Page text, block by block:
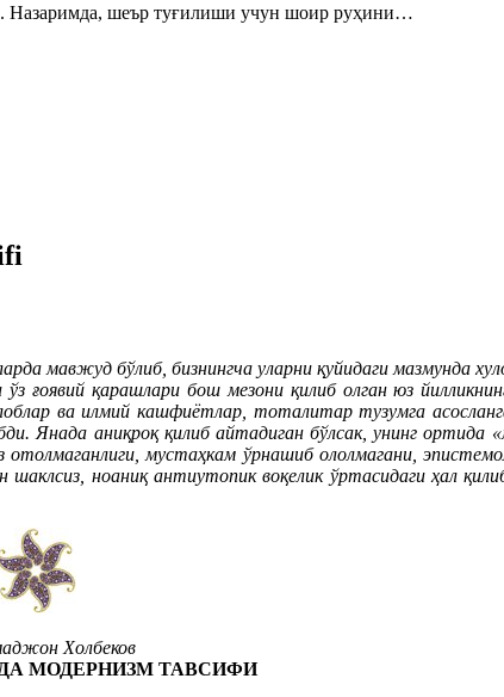
Назаримда, шеър туғилиши учун шоир руҳини…
мавжуд бўлиб, бизнингча уларни қуйидаги мазмунда
ғоявий қарашлари бош мезони қилиб олган юз
ва илмий кашфиётлар, тоталитар тузумга
Янада аниқроқ қилиб айтадиган бўлсак, унинг ортида
мустаҳкам ўрнашиб ололмагани,
ноаниқ антиутопик воқелик ўртасидаги ҳал
Холбеков
МОДЕРНИЗМ ТАВСИФИ